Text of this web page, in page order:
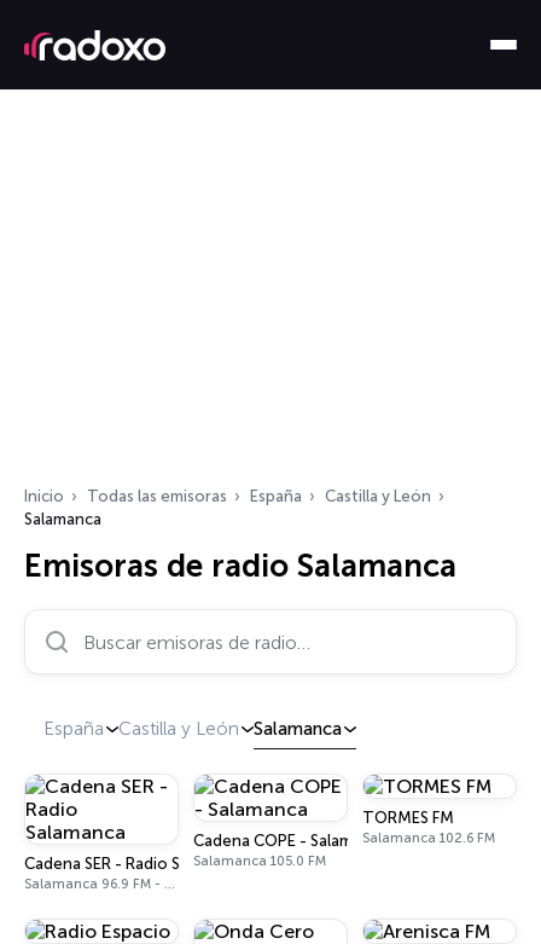
Inicio Todas las emisoras España
Castilla y León
Salamanca
Emisoras de radio Salamanca
España Castilla y León Salamanca
Cadena SER - Radio Salamanca
Salamanca 96.9 FM - 1026 AM
Cadena COPE - Salamanca
Salamanca 105.0 FM
TORMES FM
Salamanca 102.6 FM